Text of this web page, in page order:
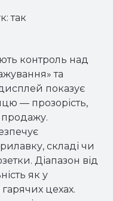
так
контроль над
та
показує
— прозорість,
продажу.
складі чи
Діапазон від
як у
цехах.